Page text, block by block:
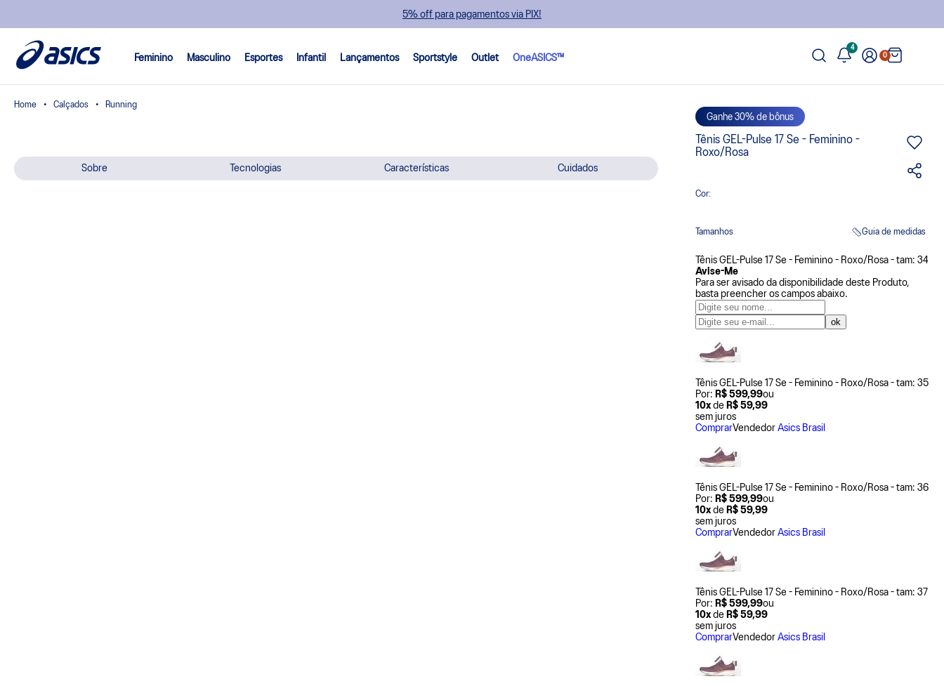
5% off para pagamentos via PIX!
Feminino Masculino Esportes Infantil Lançamentos Sportstyle Outlet OneASICS™
4
0
Calçados Running
Sobre Tecnologias Características Cuidados
Ganhe 30% de bônus
Tênis GEL-Pulse 17 Se - Feminino -
Roxo/Rosa
Cor:
Tamanhos Guia de medidas
Tênis GEL-Pulse 17 Se - Feminino - Roxo/Rosa - tam: 34
Avise-Me
Para ser avisado da disponibilidade deste Produto,
basta preencher os campos abaixo.
Tênis GEL-Pulse 17 Se - Feminino - Roxo/Rosa - tam: 35
Por: R$ 599,99ou
10xde R$ 59,99
sem juros
ComprarVendedor Asics Brasil
Tênis GEL-Pulse 17 Se - Feminino - Roxo/Rosa - tam: 36
Por: R$ 599,99ou
10xde R$ 59,99
sem juros
ComprarVendedor Asics Brasil
Tênis GEL-Pulse 17 Se - Feminino - Roxo/Rosa - tam: 37
Por: R$ 599,99ou
10xde R$ 59,99
sem juros
ComprarVendedor Asics Brasil